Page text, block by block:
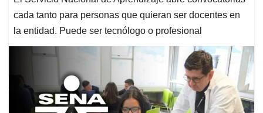
cada tanto para personas que quieran ser docentes en
la entidad. Puede ser tecnólogo o profesional